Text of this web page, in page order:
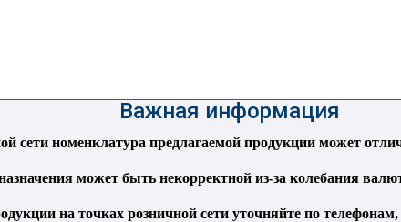
Важная информация
номенклатура предлагаемой продукции может
может быть некорректной из-за колебания
на точках розничной сети уточняйте по